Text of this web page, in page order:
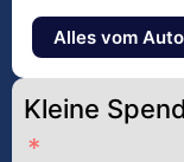
Alles vom
Kleine